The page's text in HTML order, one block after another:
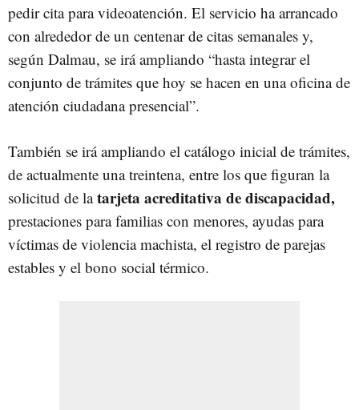
pedir cita para videoatención. El servicio ha arrancado
con alrededor de un centenar de citas semanales y,
según Dalmau, se irá ampliando “hasta integrar el
conjunto de trámites que hoy se hacen en una oficina de
atención ciudadana presencial”.
También se irá ampliando el catálogo inicial de trámites,
de actualmente una treintena, entre los que figuran la
solicitud de latarjeta acreditativa de discapacidad,
prestaciones para familias con menores, ayudas para
víctimas de violencia machista, el registro de parejas
estables y el bono social térmico.